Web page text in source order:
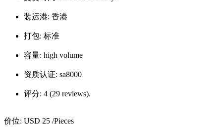
装运港: 香港
打包: 标准
容量: high volume
资质认证: sa8000
评分: 4 (29 reviews).
价位: USD 25 /Pieces